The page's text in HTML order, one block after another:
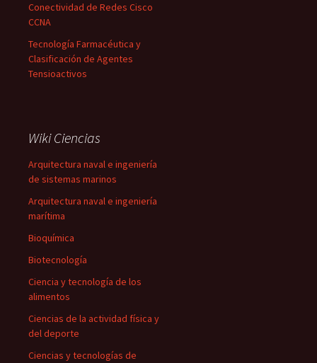
Conectividad de Redes Cisco
CCNA
Tecnología Farmacéutica y
Clasificación de Agentes
Tensioactivos
Wiki Ciencias
Arquitectura naval e ingeniería
de sistemas marinos
Arquitectura naval e ingeniería
marítima
Bioquímica
Biotecnología
Ciencia y tecnología de los
alimentos
Ciencias de la actividad física y
del deporte
Ciencias y tecnologías de